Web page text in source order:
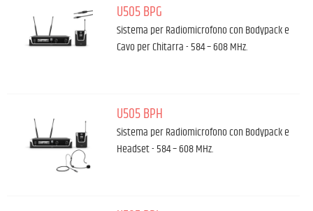
U505 BPG
Sistema per Radiomicrofono con Bodypack e
Cavo per Chitarra - 584 – 608 MHz.
U505 BPH
Sistema per Radiomicrofono con Bodypack e
Headset - 584 – 608 MHz.